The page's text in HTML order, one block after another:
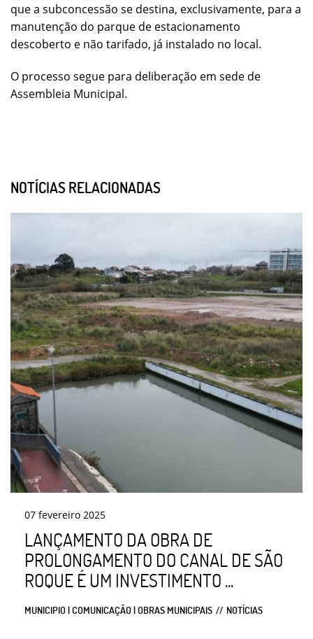
que a subconcessão se destina, exclusivamente, para a
manutenção do parque de estacionamento
descoberto e não tarifado, já instalado no local.
O processo segue para deliberação em sede de
Assembleia Municipal.
NOTÍCIAS RELACIONADAS
07 fevereiro 2025
LANÇAMENTO DA OBRA DE
PROLONGAMENTO DO CANAL DE SÃO
ROQUE É UM INVESTIMENTO ...
MUNICIPIO | COMUNICAÇÃO | OBRAS MUNICIPAIS NOTÍCIAS